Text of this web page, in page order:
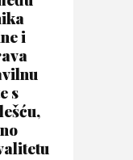
i
s